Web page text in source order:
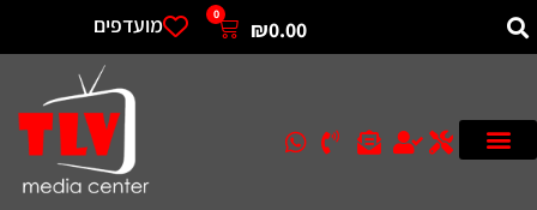
₪0.00
0 מועדפים